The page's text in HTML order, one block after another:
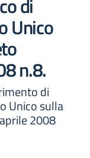
di
Unico
n.8.
di
Unico sulla
2008